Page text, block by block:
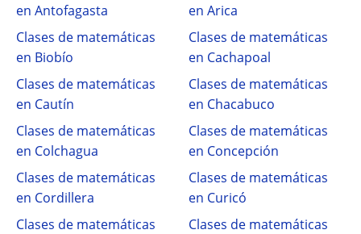
en Antofagasta
en Arica
Clases de matemáticas
en Biobío
Clases de matemáticas
en Cachapoal
Clases de matemáticas
en Cautín
Clases de matemáticas
en Chacabuco
Clases de matemáticas
en Colchagua
Clases de matemáticas
en Concepción
Clases de matemáticas
en Cordillera
Clases de matemáticas
en Curicó
Clases de matemáticas
Clases de matemáticas